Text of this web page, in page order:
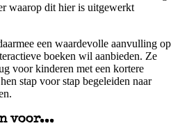
waarop dit hier is uitgewerkt
een waardevolle aanvulling op
boeken wil aanbieden. Ze
voor kinderen met een kortere
stap voor stap begeleiden naar
voor...